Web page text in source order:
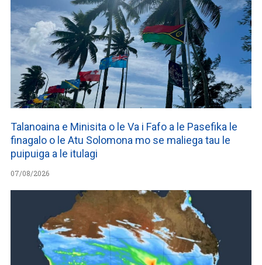
Talanoaina e Minisita o le Va i Fafo a le Pasefika le
finagalo o le Atu Solomona mo se maliega tau le
puipuiga a le itulagi
07/08/2026